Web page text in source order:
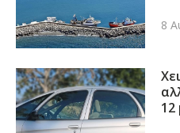
8
12